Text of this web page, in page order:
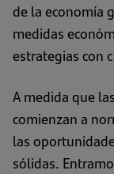
de la economía
medidas
estrategias con
A medida que
comienzan a
las
sólidas.